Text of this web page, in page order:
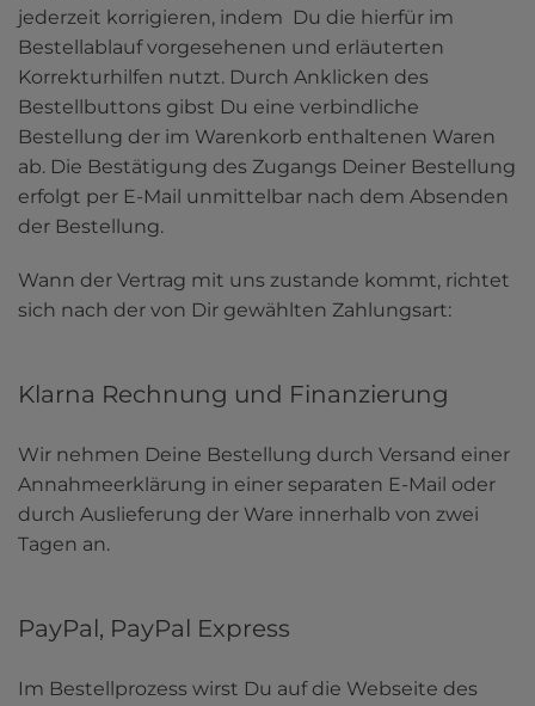
jederzeit korrigieren, indem  Du die hierfür im
Bestellablauf vorgesehenen und erläuterten
Korrekturhilfen nutzt. Durch Anklicken des
Bestellbuttons gibst Du eine verbindliche
Bestellung der im Warenkorb enthaltenen Waren
ab. Die Bestätigung des Zugangs Deiner Bestellung
erfolgt per E-Mail unmittelbar nach dem Absenden
der Bestellung.
Wann der Vertrag mit uns zustande kommt, richtet
sich nach der von Dir gewählten Zahlungsart:
Klarna Rechnung und Finanzierung
Wir nehmen Deine Bestellung durch Versand einer
Annahmeerklärung in einer separaten E-Mail oder
durch Auslieferung der Ware innerhalb von zwei
Tagen an.
PayPal, PayPal Express
Im Bestellprozess wirst Du auf die Webseite des